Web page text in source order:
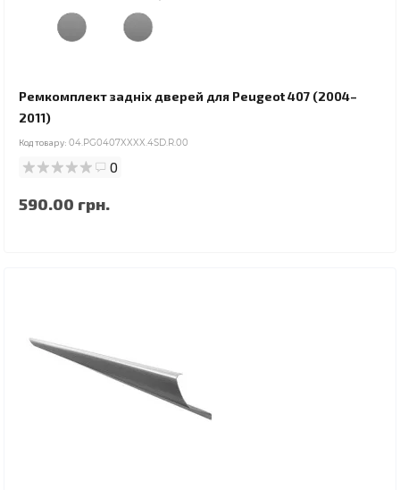
Ремкомплект задніх дверей для Peugeot 407 (2004–
2011)
Код товару: 04.PG0407XXXX.4SD.R.00
0
590.00 грн.